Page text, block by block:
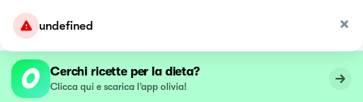
undefined
Cerchi ricette per la dieta?
Clicca qui e scarica l’app olivia!